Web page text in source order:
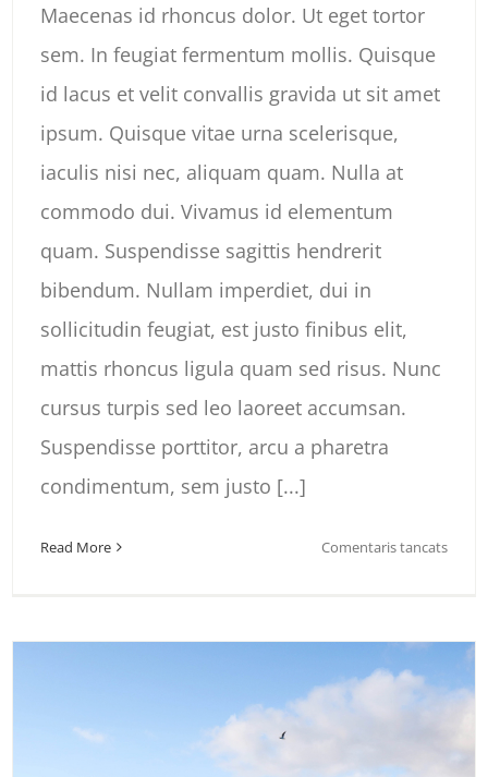
Maecenas id rhoncus dolor. Ut eget tortor
sem. In feugiat fermentum mollis. Quisque
id lacus et velit convallis gravida ut sit amet
ipsum. Quisque vitae urna scelerisque,
iaculis nisi nec, aliquam quam. Nulla at
commodo dui. Vivamus id elementum
quam. Suspendisse sagittis hendrerit
bibendum. Nullam imperdiet, dui in
sollicitudin feugiat, est justo finibus elit,
mattis rhoncus ligula quam sed risus. Nunc
cursus turpis sed leo laoreet accumsan.
Suspendisse porttitor, arcu a pharetra
condimentum, sem justo [...]
Read More Comentaris tancatsa